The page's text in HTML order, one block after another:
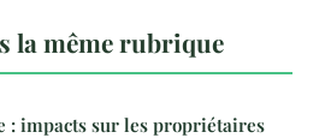
la même rubrique
: impacts sur les propriétaires